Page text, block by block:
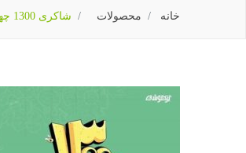
خانه محصولات شاکری 1300 چهارم دبستان